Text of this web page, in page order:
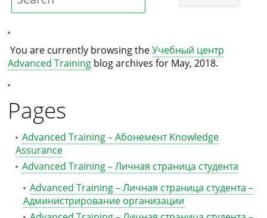
You are currently browsing theУчебный центр
Advanced Training blog archives for May, 2018.
Pages
Advanced Training – Абонемент Knowledge
Assurance
Advanced Training – Личная страница студента
Advanced Training – Личная страница студента –
Администрирование организации